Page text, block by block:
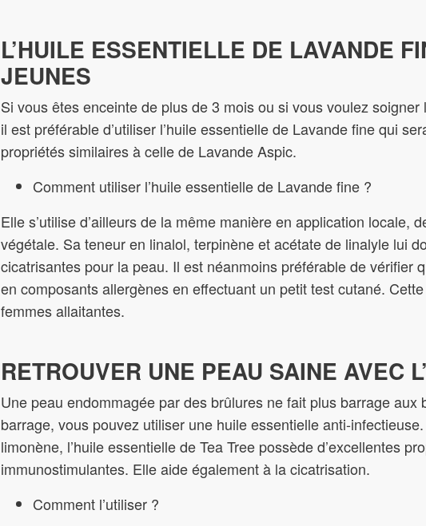
L’HUILE ESSENTIELLE DE LAVANDE
JEUNES
Si vous êtes enceinte de plus de 3 mois ou si vous voulez
il est préférable d’utiliser l’huile essentielle de Lavande fine qui
propriétés similaires à celle de Lavande Aspic.
Comment utiliser l’huile essentielle de Lavande fine ?
Elle s’utilise d’ailleurs de la même manière en application locale,
végétale. Sa teneur en linalol, terpinène et acétate de linalyle lui
cicatrisantes pour la peau. Il est néanmoins préférable de vérifier
en composants allergènes en effectuant un petit test cutané.
femmes allaitantes.
RETROUVER UNE PEAU SAINE AVEC
Une peau endommagée par des brûlures ne fait plus barrage
barrage, vous pouvez utiliser une huile essentielle anti-
limonène, l’huile essentielle de Tea Tree possède d’excellentes
immunostimulantes. Elle aide également à la cicatrisation.
Comment l’utiliser ?